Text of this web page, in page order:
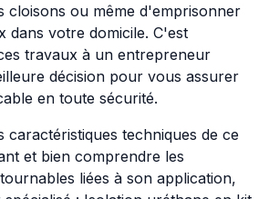
cloisons ou même d'emprisonner
dans votre domicile. C'est
travaux à un entrepreneur
décision pour vous assurer
en toute sécurité.
caractéristiques techniques de ce
et bien comprendre les
liées à son application,